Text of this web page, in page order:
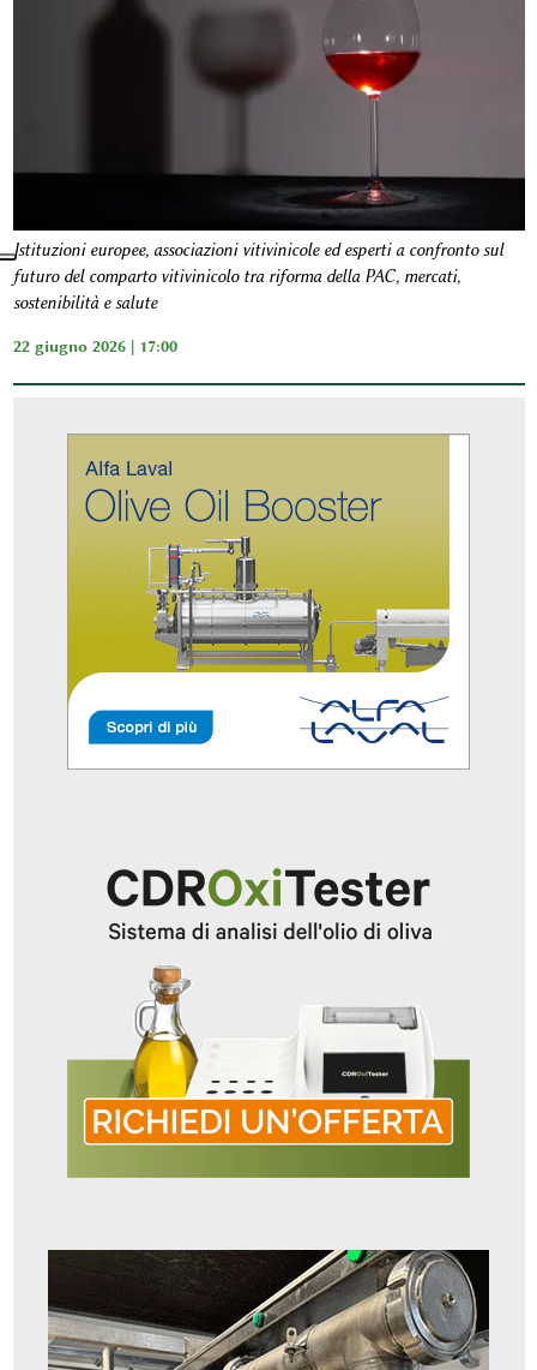
Istituzioni europee, associazioni vitivinicole ed esperti a confronto sul
futuro del comparto vitivinicolo tra riforma della PAC, mercati,
sostenibilità e salute
22 giugno 2026 | 17:00